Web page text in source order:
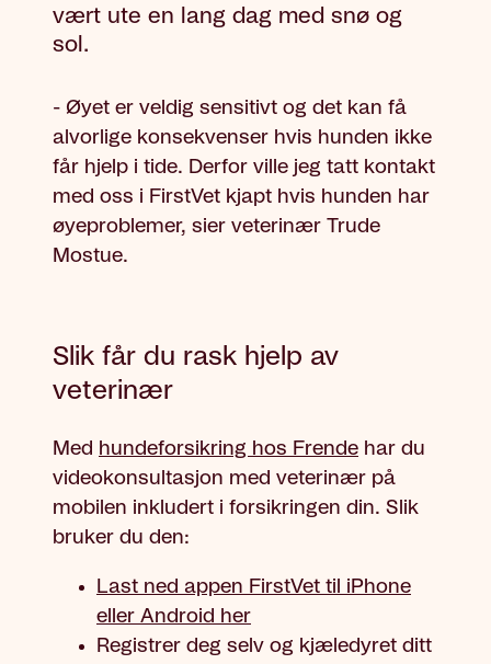
vært ute en lang dag med snø og
sol.
- Øyet er veldig sensitivt og det kan få
alvorlige konsekvenser hvis hunden ikke
får hjelp i tide. Derfor ville jeg tatt kontakt
med oss i FirstVet kjapt hvis hunden har
øyeproblemer, sier veterinær Trude
Mostue.
Slik får du rask hjelp av
veterinær
Med hundeforsikring hos Frende har du
videokonsultasjon med veterinær på
mobilen inkludert i forsikringen din. Slik
bruker du den:
Last ned appen FirstVet til iPhone
eller Android her
Registrer deg selv og kjæledyret ditt